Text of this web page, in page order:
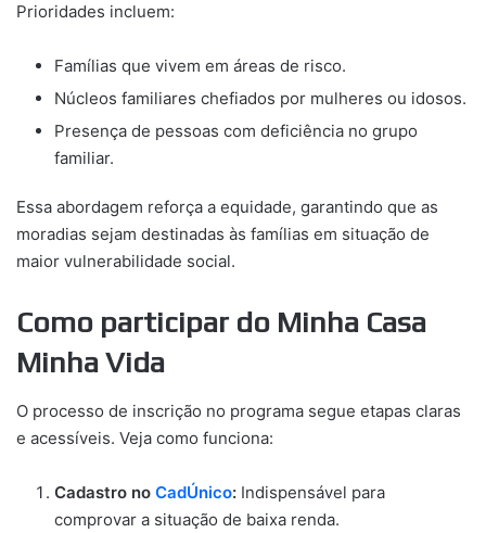
Prioridades incluem:
Famílias que vivem em áreas de risco.
Núcleos familiares chefiados por mulheres ou idosos.
Presença de pessoas com deficiência no grupo
familiar.
Essa abordagem reforça a equidade, garantindo que as
moradias sejam destinadas às famílias em situação de
maior vulnerabilidade social.
Como participar do Minha Casa
Minha Vida
O processo de inscrição no programa segue etapas claras
e acessíveis. Veja como funciona:
Cadastro no CadÚnico: Indispensável para
comprovar a situação de baixa renda.